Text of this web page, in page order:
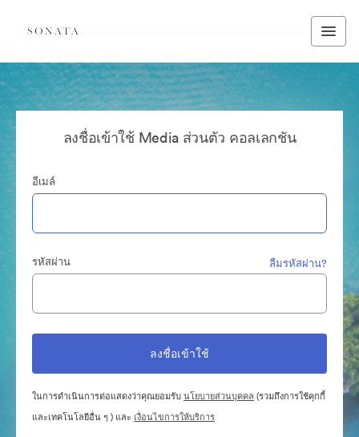
ลงชื่อเข้าใช้ Media ส่วนตัว คอลเลกชัน
อีเมล์
รหัสผ่าน ลืมรหัสผ่าน?
ในการดำเนินการต่อแสดงว่าคุณยอมรับนโยบายส่วนบุคคล (รวมถึงการใช้คุกกี้
และเทคโนโลยีอื่น ๆ ) และ เงื่อนไขการให้บริการ